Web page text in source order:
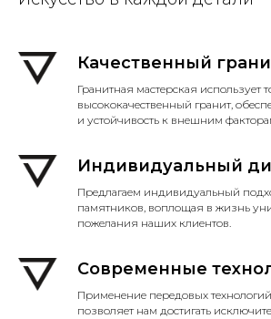
Качественный
Гранитная мастерская использует
высококачественный гранит,
и устойчивость к внешним
Индивидуальный
Предлагаем индивидуальный
памятников, воплощая в жизнь
пожелания наших клиентов.
Современные
Применение передовых
позволяет нам достигать